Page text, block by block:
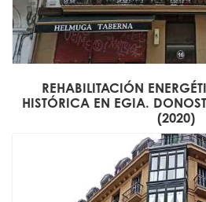
REHABILITACIÓN
HISTÓRICA EN EGIA.
(2020)